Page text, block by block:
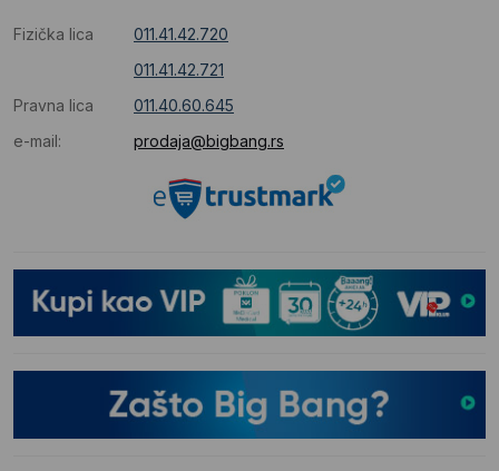
Fizička lica
011.41.42.720
011.41.42.721
Pravna lica
011.40.60.645
e-mail:
prodaja@bigbang.rs